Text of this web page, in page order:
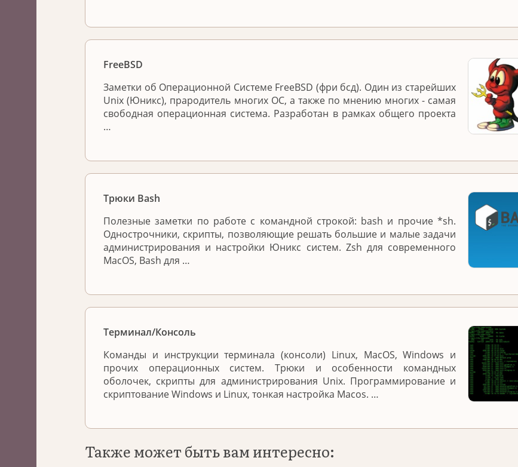
FreeBSD
Заметки об Операционной Системе FreeBSD (фри бсд). Один из старейших
Unix (Юникс), прародитель многих ОС, а также по мнению многих - самая
свободная операционная система. Разработан в рамках общего проекта
…
Трюки Bash
Полезные заметки по работе с командной строкой: bash и прочие *sh.
Однострочники, скрипты, позволяющие решать большие и малые задачи
администрирования и настройки Юникс систем. Zsh для современного
MacOS, Bash для …
Терминал/Консоль
Команды и инструкции терминала (консоли) Linux, MacOS, Windows и
прочих операционных систем. Трюки и особенности командных
оболочек, скрипты для администрирования Unix. Программирование и
скриптование Windows и Linux, тонкая настройка Macos. …
Также может быть вам интересно: